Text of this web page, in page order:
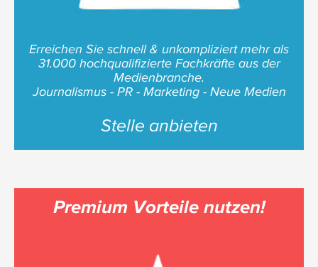
Erreichen Sie schnell & unkompliziert mehr als
31.000 hochqualifizierte Fachkräfte aus der
Medienbranche.
Journalismus - PR - Marketing - Neue Medien
Stelle anbieten
Premium Vorteile nutzen!